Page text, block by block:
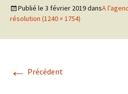
Publié le 3 février 2019dansA
résolution (1240 × 1754)
← Précédent